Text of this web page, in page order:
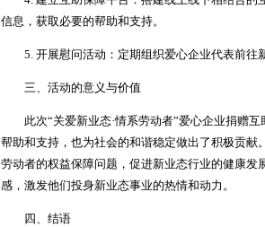
信息，获取必要的帮助和支持。
5. 开展慰问活动：定期组织爱心企业代表前往
三、活动的意义与价值
此次“关爱新业态·情系劳动者”爱心企业捐赠
帮助和支持，也为社会的和谐稳定做出了积极贡
劳动者的权益保障问题，促进新业态行业的健康
感，激发他们投身新业态事业的热情和动力。
四、结语